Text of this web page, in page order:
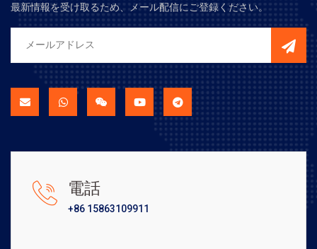
最新情報を受け取るため、メール配信にご登録ください。
電話
+86 15863109911